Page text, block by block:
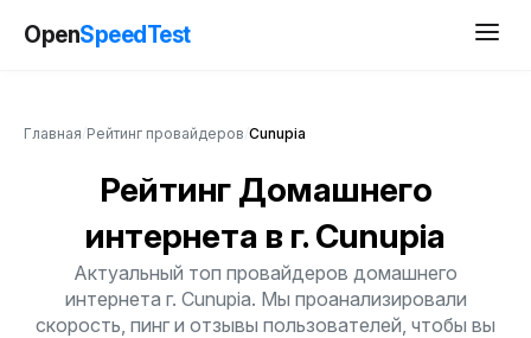
OpenSpeedTest
Главная Рейтинг провайдеров Cunupia
Рейтинг Домашнего
интернета в г. Cunupia
Актуальный топ провайдеров домашнего
интернета г. Cunupia. Мы проанализировали
скорость, пинг и отзывы пользователей, чтобы вы